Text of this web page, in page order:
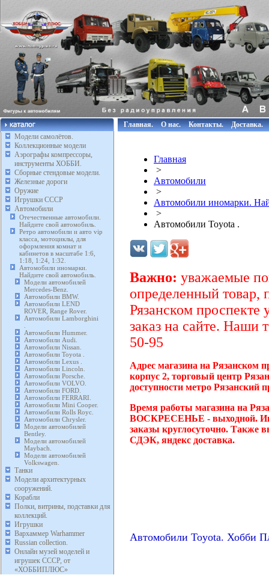
Модели самолётов.
Коллекционные модели
Аэрографы компрессоры,
инструменты ХОББИ.
Сборные стендовые модели.
Железные дороги
Оружие
Игрушки СССР
Автомобили
Отечественные автомобили.
Найдите свой автомобиль.
Ретро автомобили и авто vip
класса, мотоциклы, для
оформления комнат и
кабинетов в масштабе 1:6,
1:18, 1:24, 1:32.
Автомобили иномарки.
Найдите свой автомобиль.
Модели автомобилей
Mercedes-Benz.
Автомобили BMW.
Автомобили LEND
ROVER, Range Rover.
Автомобили Lamborghini
Автомобили Hummer.
Автомобили Audi.
Автомобили Nissan.
Автомобили Toyota .
Автомобили Lexus .
Автомобили Lincoln.
Автомобили Porsche.
Автомобили VOLVO.
Автомобили FORD.
Автомобили FERRARI.
Автомобили Mini Cooper.
Автомобили Rolls Royc.
Автомобили Chrysler.
Модели автомобилей
Bentley.
Модели автомобилей
Maybach.
Модели автомобилей
Volkswagen.
Танки
Модели архитектурных
сооружений.
Корабли
Полки, витрины, подставки для
коллекций.
Игрушки
Вархаммер Warhammer
Russian collection.
Онлайн музей моделей и
игрушек СССР, от
«ХОББИПЛЮС»
Главная. О нас. Контакты. Доставка.
Главная
>
Автомобили
>
Автомобили иномарки.
>
Автомобили Toyota .
Важно: уважаемые
определенный товар,
Рязанском проспекте
заказ на сайте. Наши
50-95
Адрес магазина на Рязанском
корпус 2, торговый центр
доступности метро Рязанский
Время работы магазина на
ВОСКРЕСЕНЬЕ - выходной.
заказы круглосуточно. Также
СДЭК, яндекс доставка.
Автомобили Toyota. Хобби